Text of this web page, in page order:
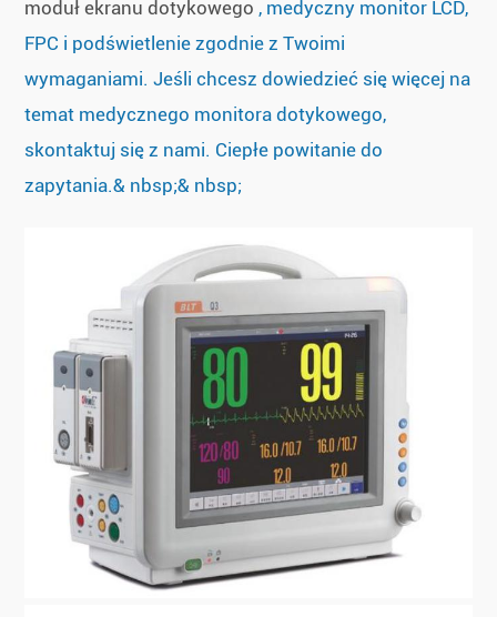
moduł ekranu dotykowego , medyczny monitor LCD,
FPC i podświetlenie zgodnie z Twoimi
wymaganiami. Jeśli chcesz dowiedzieć się więcej na
temat medycznego monitora dotykowego,
skontaktuj się z nami. Ciepłe powitanie do
zapytania.& nbsp;& nbsp;